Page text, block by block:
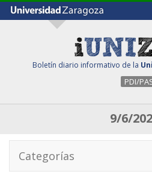
Boletín diario informativo de la
PDI/
9/6/
Categorías